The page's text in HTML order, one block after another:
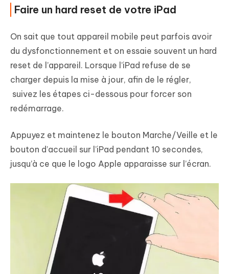
Faire un hard reset de votre iPad
On sait que tout appareil mobile peut parfois avoir
du dysfonctionnement et on essaie souvent un hard
reset de l’appareil. Lorsque l’iPad refuse de se
charger depuis la mise à jour, afin de le régler,
suivez les étapes ci-dessous pour forcer son
redémarrage.
Appuyez et maintenez le bouton Marche/Veille et le
bouton d’accueil sur l’iPad pendant 10 secondes,
jusqu’à ce que le logo Apple apparaisse sur l’écran.